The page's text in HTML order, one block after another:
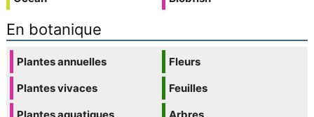
En botanique
Plantes annuelles
Plantes vivaces
Fleurs
Feuilles